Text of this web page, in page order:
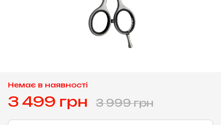
Немає в наявності
3 499 грн 3 999 грн